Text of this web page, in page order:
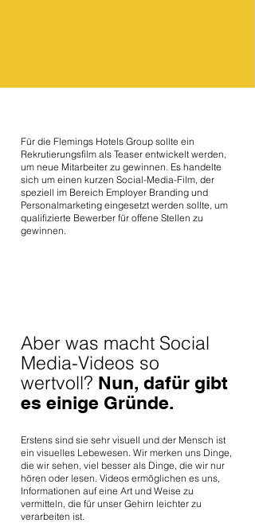
Für die Flemings Hotels Group sollte ein
Rekrutierungsfilm als Teaser entwickelt werden,
um neue Mitarbeiter zu gewinnen. Es handelte
sich um einen kurzen Social-Media-Film, der
speziell im Bereich Employer Branding und
Personalmarketing eingesetzt werden sollte, um
qualifizierte Bewerber für offene Stellen zu
gewinnen.
Aber was macht Social
Media-Videos so
wertvoll? Nun, dafür gibt
es einige Gründe.
Erstens sind sie sehr visuell und der Mensch ist
ein visuelles Lebewesen. Wir merken uns Dinge,
die wir sehen, viel besser als Dinge, die wir nur
hören oder lesen. Videos ermöglichen es uns,
Informationen auf eine Art und Weise zu
vermitteln, die für unser Gehirn leichter zu
verarbeiten ist.